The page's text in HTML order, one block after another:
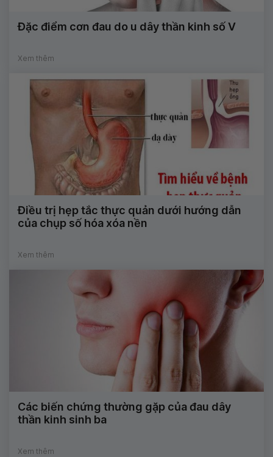
Đặc điểm cơn đau do u dây thần kinh số V
Xem thêm
Điều trị hẹp tắc thực quản dưới hướng dẫn
của chụp số hóa xóa nền
Xem thêm
Các biến chứng thường gặp của đau dây
thần kinh sinh ba
Xem thêm